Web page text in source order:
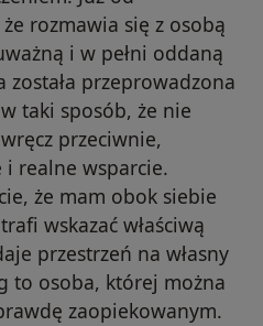
rozmawia się z osobą
i w pełni oddaną
została przeprowadzona
taki sposób, że nie
przeciwnie,
i realne wsparcie.
że mam obok siebie
wskazać właściwą
przestrzeń na własny
to osoba, której można
zaopiekowanym.